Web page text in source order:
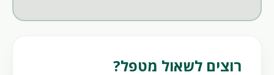
רוצים לשאול מטפל?